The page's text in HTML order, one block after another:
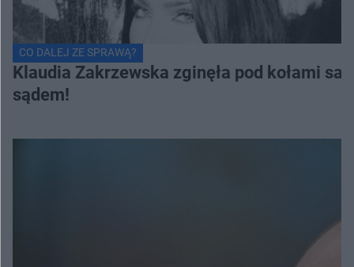
CO DALEJ ZE SPRAWĄ?
Klaudia Zakrzewska zginęła pod kołami
sądem!